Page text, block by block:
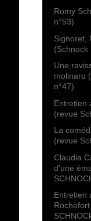
Romy
n°53)
Signoret,
(Schnock
Une
molinaro
n°47)
Entretien
(revue
La
(revue
Claudia
d'une
Entretien